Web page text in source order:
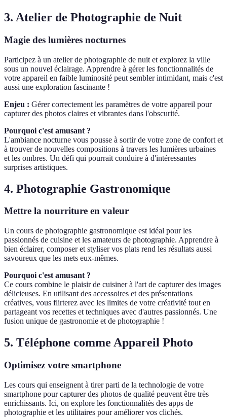
3. Atelier de Photographie de Nuit
Magie des lumières nocturnes
Participez à un atelier de photographie de nuit et explorez la ville
sous un nouvel éclairage. Apprendre à gérer les fonctionnalités de
votre appareil en faible luminosité peut sembler intimidant, mais c'est
aussi une exploration fascinante !
Enjeu : Gérer correctement les paramètres de votre appareil pour
capturer des photos claires et vibrantes dans l'obscurité.
Pourquoi c'est amusant ?
L'ambiance nocturne vous pousse à sortir de votre zone de confort et
à trouver de nouvelles compositions à travers les lumières urbaines
et les ombres. Un défi qui pourrait conduire à d'intéressantes
surprises artistiques.
4. Photographie Gastronomique
Mettre la nourriture en valeur
Un cours de photographie gastronomique est idéal pour les
passionnés de cuisine et les amateurs de photographie. Apprendre à
bien éclairer, composer et styliser vos plats rend les résultats aussi
savoureux que les mets eux-mêmes.
Pourquoi c'est amusant ?
Ce cours combine le plaisir de cuisiner à l'art de capturer des images
délicieuses. En utilisant des accessoires et des présentations
créatives, vous flirterez avec les limites de votre créativité tout en
partageant vos recettes et techniques avec d'autres passionnés. Une
fusion unique de gastronomie et de photographie !
5. Téléphone comme Appareil Photo
Optimisez votre smartphone
Les cours qui enseignent à tirer parti de la technologie de votre
smartphone pour capturer des photos de qualité peuvent être très
enrichissants. Ici, on explore les fonctionnalités des apps de
photographie et les utilitaires pour améliorer vos clichés.